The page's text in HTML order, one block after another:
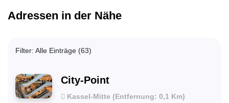
Adressen in der Nähe
Filter: Alle Einträge (63)
City-Point
Kassel-Mitte (Entfernung: 0,1 Km)